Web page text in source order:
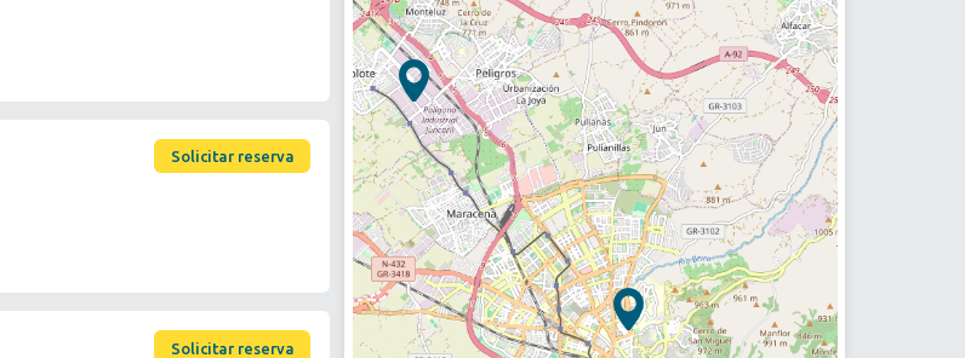
Solicitar reserva
Solicitar reserva